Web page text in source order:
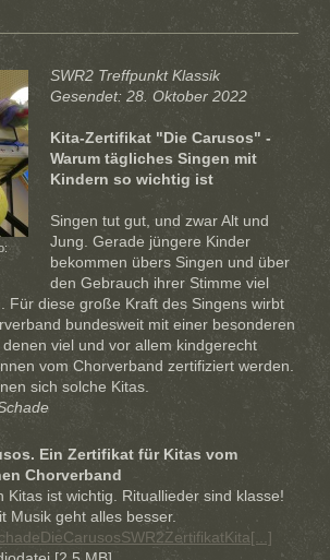
SWR2 Treffpunkt Klassik
Gesendet: 28. Oktober 2022
Kita-Zertifikat "Die Carusos" -
Warum tägliches Singen mit
Kindern so wichtig ist
Singen tut gut, und zwar Alt und
Jung. Gerade jüngere Kinder
bekommen übers Singen und über
den Gebrauch ihrer Stimme viel
Für diese große Kraft des Singens wirbt
bundesweit mit einer besonderen
viel und vor allem kindgerecht
vom Chorverband zertifiziert werden.
sich solche Kitas.
Ein Zertifikat für Kitas vom
Chorverband
Kitas ist wichtig. Rituallieder sind klasse!
Musik geht alles besser.